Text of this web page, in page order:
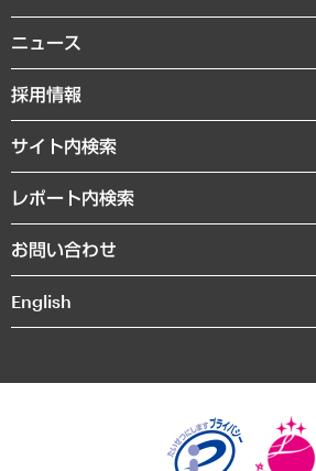
共生・ダイバーシティ
GRC（ガバナンス・リスク・コンプライアンス）
経済・産業・雇用・労働
まちづくり・観光・交通・スポーツ・スマートシテ
自然資源・農林水産業・食料システム
経営用語集
受託・受注実績（官公庁関連）
メディア掲載・出演
MUFGビジネスセミナー
受託案件情報
私たちの想い
社長メッセージ
会社概要
沿革
組織図・本部部室紹介
インドネシア現地法人
個人情報保護方針
ニュース
ニュースリリース
お知らせ
採用情報
サイト内検索
レポート内検索
お問い合わせ
English